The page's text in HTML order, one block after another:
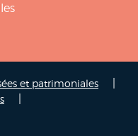
et patrimoniales